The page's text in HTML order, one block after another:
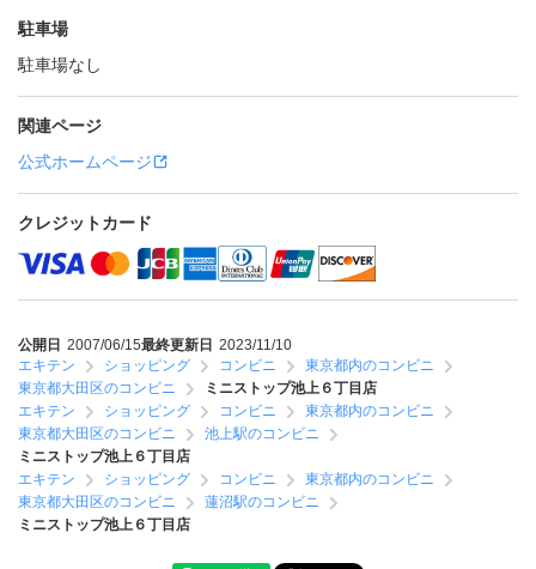
駐車場
駐車場なし
関連ページ
公式ホームページ
クレジットカード
公開日 2007/06/15最終更新日 2023/11/10
エキテン
ショッピング コンビニ
東京都内のコンビニ
東京都大田区のコンビニ
ミニストップ池上６丁目店
エキテン
ショッピング コンビニ
東京都内のコンビニ
東京都大田区のコンビニ
池上駅のコンビニ
ミニストップ池上６丁目店
エキテン
ショッピング コンビニ
東京都内のコンビニ
東京都大田区のコンビニ
蓮沼駅のコンビニ
ミニストップ池上６丁目店